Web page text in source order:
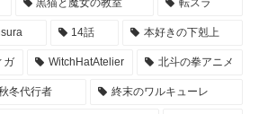
黒猫と魔女の教室 転スラ
14話 本好きの下剋上
ガ WitchHatAtelier 北斗の拳アニメ
冬代行者 終末のワルキューレ